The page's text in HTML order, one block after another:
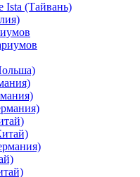
Ista (Тайвань)